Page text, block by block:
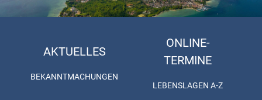
AKTUELLES
BEKANNTMACHUNGEN
ONLINE-
TERMINE
LEBENSLAGEN A-Z